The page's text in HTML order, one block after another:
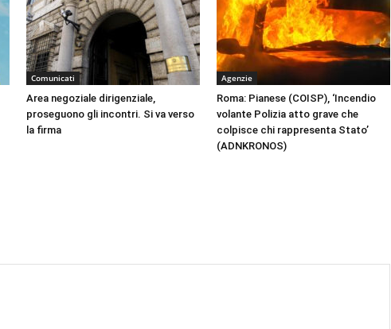
Comunicati
Area negoziale dirigenziale,
proseguono gli incontri. Si va verso
la firma
Agenzie
Roma: Pianese (COISP), ‘Incendio
volante Polizia atto grave che
colpisce chi rappresenta Stato’
(ADNKRONOS)